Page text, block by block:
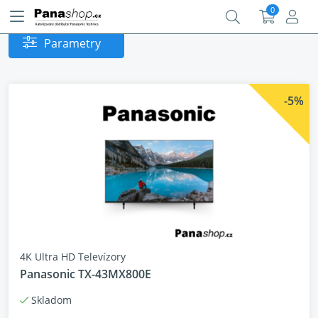
0
Parametry
-5%
4K Ultra HD Televízory
Panasonic TX-43MX800E
Skladom